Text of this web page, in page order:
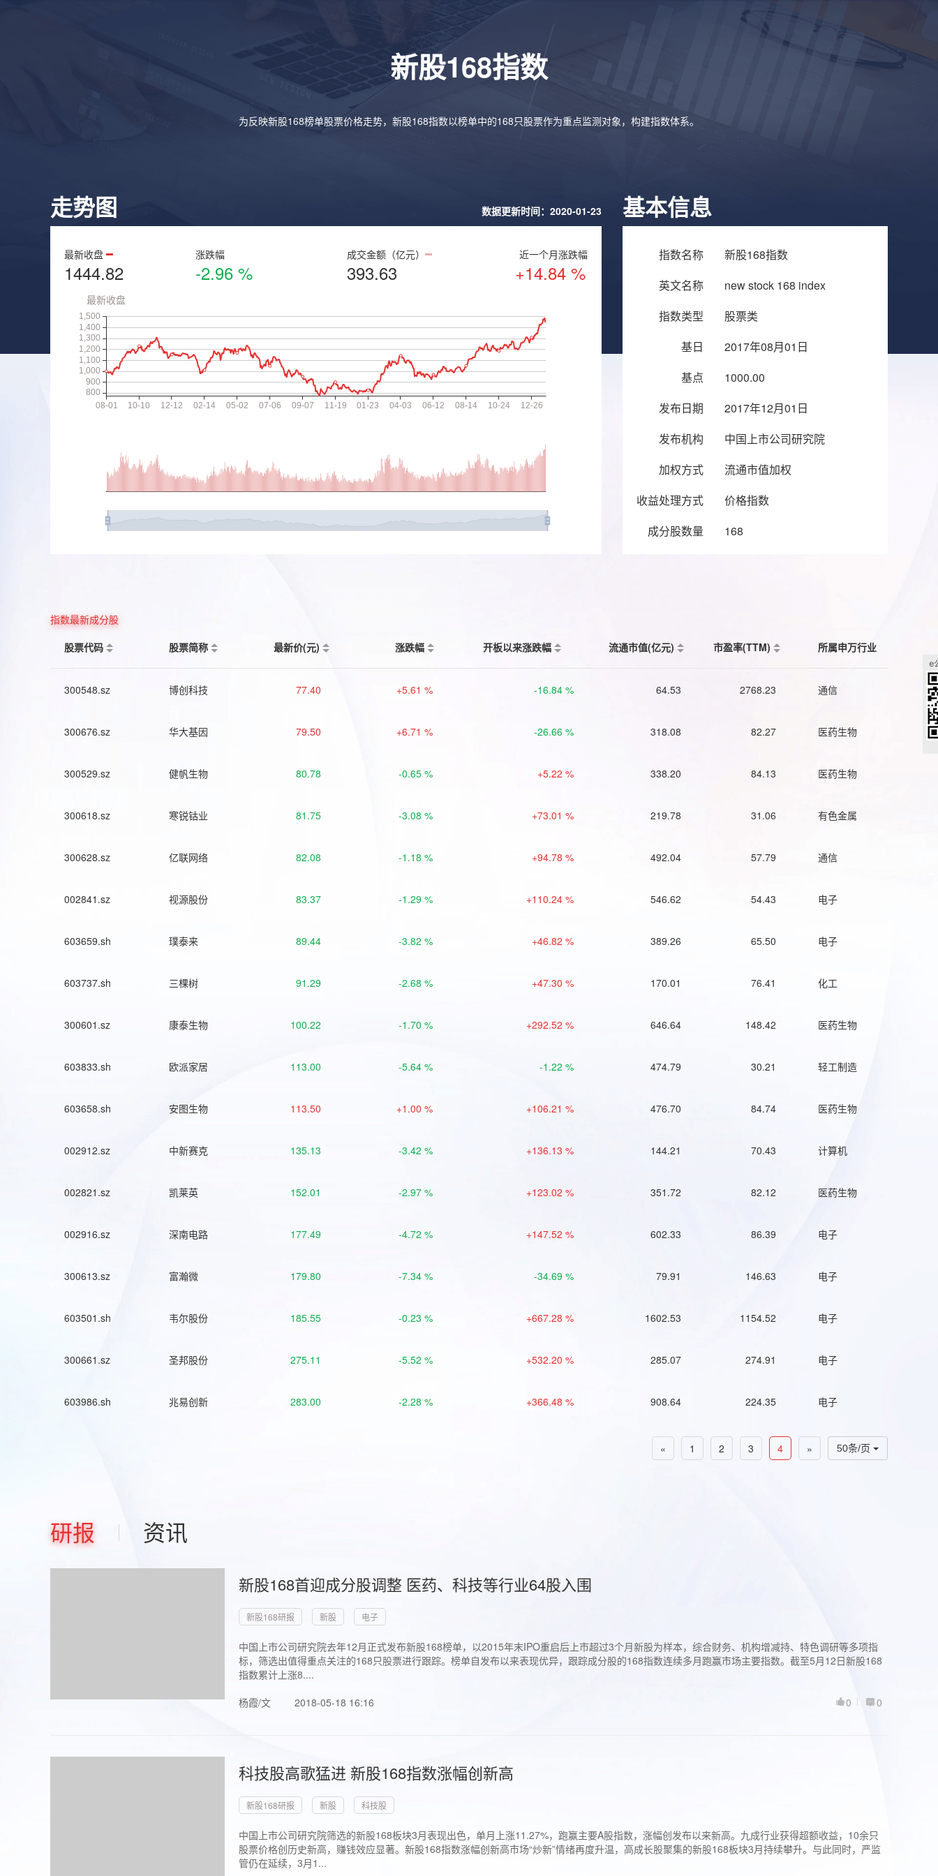
新股168指数
为反映新股168榜单股票价格走势，新股168指数以榜单中的168只股票作为重点监测对象，构建指数体系。
走势图 数据更新时间：2020-01-23
最新收盘
1444.82
涨跌幅
-2.96 %
成交金额（亿元）
393.63
近一个月涨跌幅
+14.84 %
基本信息
指数名称
新股168指数
英文名称
new stock 168 index
指数类型
股票类
基日
2017年08月01日
基点
1000.00
发布日期
2017年12月01日
发布机构
中国上市公司研究院
加权方式
流通市值加权
收益处理方式
价格指数
成分股数量
168
指数最新成分股
股票代码
股票简称 最新价(元) 涨跌幅 开板以来涨跌幅 流通市值(亿元) 市盈率(TTM) 所属申万行业
300548.sz 博创科技 77.40 +5.61 % -16.84 % 64.53 2768.23 通信
300676.sz 华大基因 79.50 +6.71 % -26.66 % 318.08 82.27 医药生物
300529.sz 健帆生物 80.78 -0.65 % +5.22 % 338.20 84.13 医药生物
300618.sz 寒锐钴业 81.75 -3.08 % +73.01 % 219.78 31.06 有色金属
300628.sz 亿联网络 82.08 -1.18 % +94.78 % 492.04 57.79 通信
002841.sz 视源股份 83.37 -1.29 % +110.24 % 546.62 54.43 电子
603659.sh 璞泰来 89.44 -3.82 % +46.82 % 389.26 65.50 电子
603737.sh 三棵树 91.29 -2.68 % +47.30 % 170.01 76.41 化工
300601.sz 康泰生物 100.22 -1.70 % +292.52 % 646.64 148.42 医药生物
603833.sh 欧派家居 113.00 -5.64 % -1.22 % 474.79 30.21 轻工制造
603658.sh 安图生物 113.50 +1.00 % +106.21 % 476.70 84.74 医药生物
002912.sz 中新赛克 135.13 -3.42 % +136.13 % 144.21 70.43 计算机
002821.sz 凯莱英 152.01 -2.97 % +123.02 % 351.72 82.12 医药生物
002916.sz 深南电路 177.49 -4.72 % +147.52 % 602.33 86.39 电子
300613.sz 富瀚微 179.80 -7.34 % -34.69 % 79.91 146.63 电子
603501.sh 韦尔股份 185.55 -0.23 % +667.28 % 1602.53 1154.52 电子
300661.sz 圣邦股份 275.11 -5.52 % +532.20 % 285.07 274.91 电子
603986.sh 兆易创新 283.00 -2.28 % +366.48 % 908.64 224.35 电子
50条/页
« 1 2 3 4 »
研报 资讯
新股168首迎成分股调整 医药、科技等行业64股入围
新股168研报 新股 电子
中国上市公司研究院去年12月正式发布新股168榜单，以2015年末IPO重启后上市超过3个月新股为样本，综合财务、机构增减持、特色调研等多项指
标，筛选出值得重点关注的168只股票进行跟踪。榜单自发布以来表现优异，跟踪成分股的168指数连续多月跑赢市场主要指数。截至5月12日新股168
指数累计上涨8....
杨霞/文
2018-05-18 16:16 0
0
科技股高歌猛进 新股168指数涨幅创新高
新股168研报 新股 科技股
中国上市公司研究院筛选的新股168板块3月表现出色，单月上涨11.27%，跑赢主要A股指数，涨幅创发布以来新高。九成行业获得超额收益，10余只
股票价格创历史新高，赚钱效应显著。新股168指数涨幅创新高市场“炒新”情绪再度升温，高成长股聚集的新股168板块3月持续攀升。与此同时，严监
管仍在延续，3月1...